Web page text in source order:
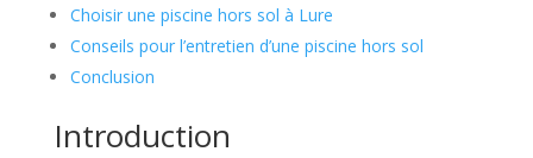
Choisir une piscine hors sol à Lure
Conseils pour l’entretien d’une piscine hors sol
Conclusion
Introduction